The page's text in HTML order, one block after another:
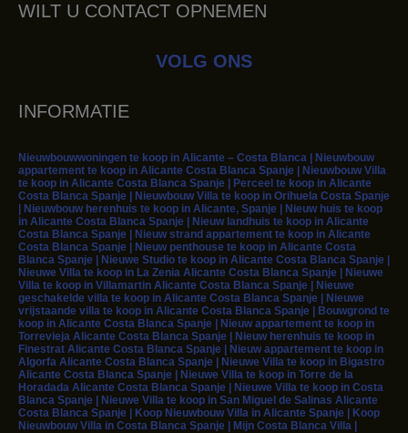
WILT U CONTACT OPNEMEN
VOLG ONS
INFORMATIE
Nieuwbouwwoningen te koop in Alicante – Costa Blanca | Nieuwbouw
appartement te koop in Alicante Costa Blanca Spanje | Nieuwbouw Villa
te koop in Alicante Costa Blanca Spanje | Perceel te koop in Alicante
Costa Blanca Spanje | Nieuwbouw Villa te koop in Orihuela Costa Spanje
| Nieuwbouw herenhuis te koop in Alicante, Spanje | Nieuw huis te koop
in Alicante Costa Blanca Spanje | Nieuw landhuis te koop in Alicante
Costa Blanca Spanje | Nieuw strand appartement te koop in Alicante
Costa Blanca Spanje | Nieuw penthouse te koop in Alicante Costa
Blanca Spanje | Nieuwe Studio te koop in Alicante Costa Blanca Spanje |
Nieuwe Villa te koop in La Zenia Alicante Costa Blanca Spanje | Nieuwe
Villa te koop in Villamartin Alicante Costa Blanca Spanje | Nieuwe
geschakelde villa te koop in Alicante Costa Blanca Spanje | Nieuwe
vrijstaande villa te koop in Alicante Costa Blanca Spanje | Bouwgrond te
koop in Alicante Costa Blanca Spanje | Nieuw appartement te koop in
Torrevieja Alicante Costa Blanca Spanje | Nieuw herenhuis te koop in
Finestrat Alicante Costa Blanca Spanje | Nieuw appartement te koop in
Algorfa Alicante Costa Blanca Spanje | Nieuwe Villa te koop in Bigastro
Alicante Costa Blanca Spanje | Nieuwe Villa te koop in Torre de la
Horadada Alicante Costa Blanca Spanje | Nieuwe Villa te koop in Costa
Blanca Spanje | Nieuwe Villa te koop in San Miguel de Salinas Alicante
Costa Blanca Spanje | Koop Nieuwbouw Villa in Alicante Spanje | Koop
Nieuwbouw Villa in Costa Blanca Spanje | Mijn Costa Blanca Villa |